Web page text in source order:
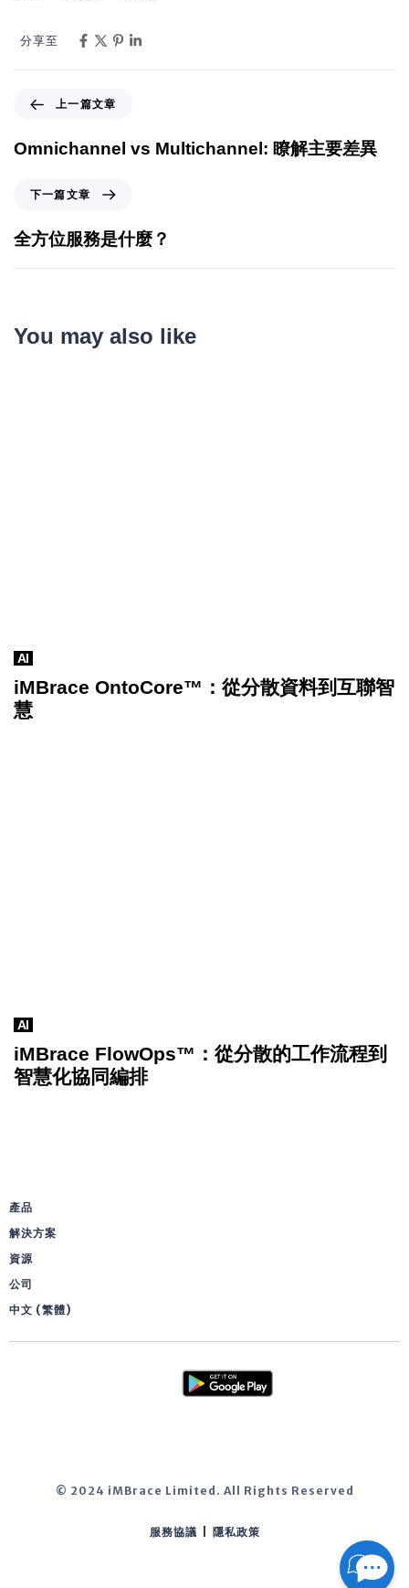
分享至
上一篇文章
Omnichannel vs Multichannel: 瞭解主要差異
下一篇文章
全方位服務是什麼？
You may also like
AI
iMBrace OntoCore™：從分散資料到互聯智
慧
AI
iMBrace FlowOps™：從分散的工作流程到
智慧化協同編排
產品
解決方案
資源
公司
中文 (繁體)
© 2024 iMBrace Limited. All Rights Reserved
服務協議 隱私政策